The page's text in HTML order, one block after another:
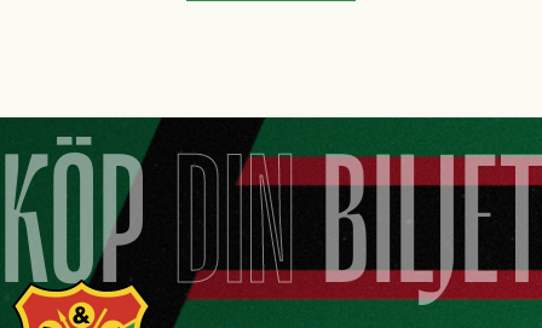
KÖPDIN